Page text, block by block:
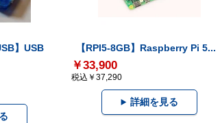
】USB
【RPI5-8GB】Raspberry Pi 5...
￥33,900
税込￥37,290
詳細を見る